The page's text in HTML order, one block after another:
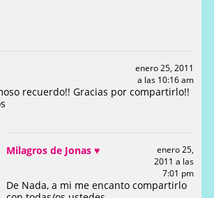
enero 25, 2011
a las 10:16 am
recuerdo!! Gracias por compartirlo!!
Milagros de Jonas ♥
enero 25,
2011 a las
7:01 pm
De Nada, a mi me encanto compartirlo